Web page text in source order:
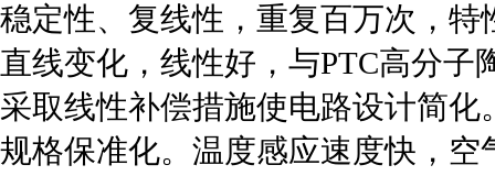
稳定性、复线性，重复百万次，
直线变化，线性好，与PTC高分
采取线性补偿措施使电路设计简
规格保准化。温度感应速度快，